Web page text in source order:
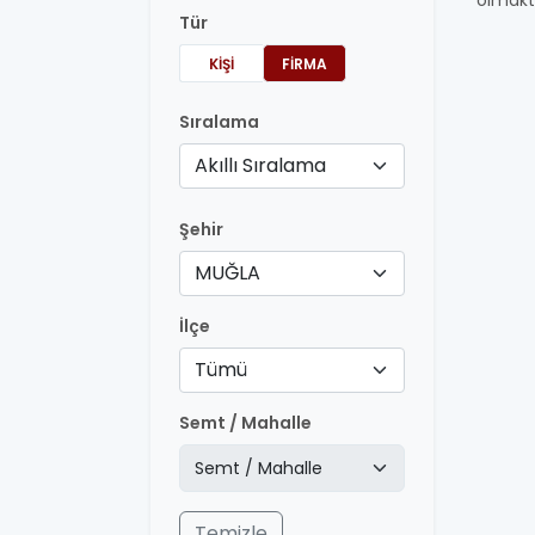
Tür
KIŞI FIRMA
Sıralama
Akıllı Sıralama
Şehir
MUĞLA
İlçe
Tümü
Semt / Mahalle